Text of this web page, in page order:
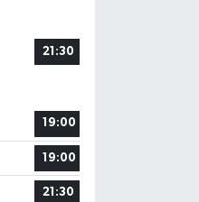
21:30
19:00
19:00
21:30